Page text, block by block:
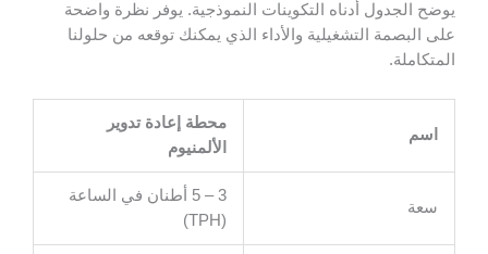
يوضح الجدول أدناه التكوينات النموذجية. يوفر نظرة واضحة
على البصمة التشغيلية والأداء الذي يمكنك توقعه من حلولنا
المتكاملة.
اسم
محطة إعادة تدوير
الألمنيوم
سعة
3 – 5 أطنان في الساعة
(TPH)